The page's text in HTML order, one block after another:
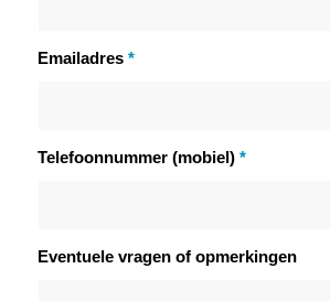
Emailadres *
Telefoonnummer (mobiel) *
Eventuele vragen of opmerkingen